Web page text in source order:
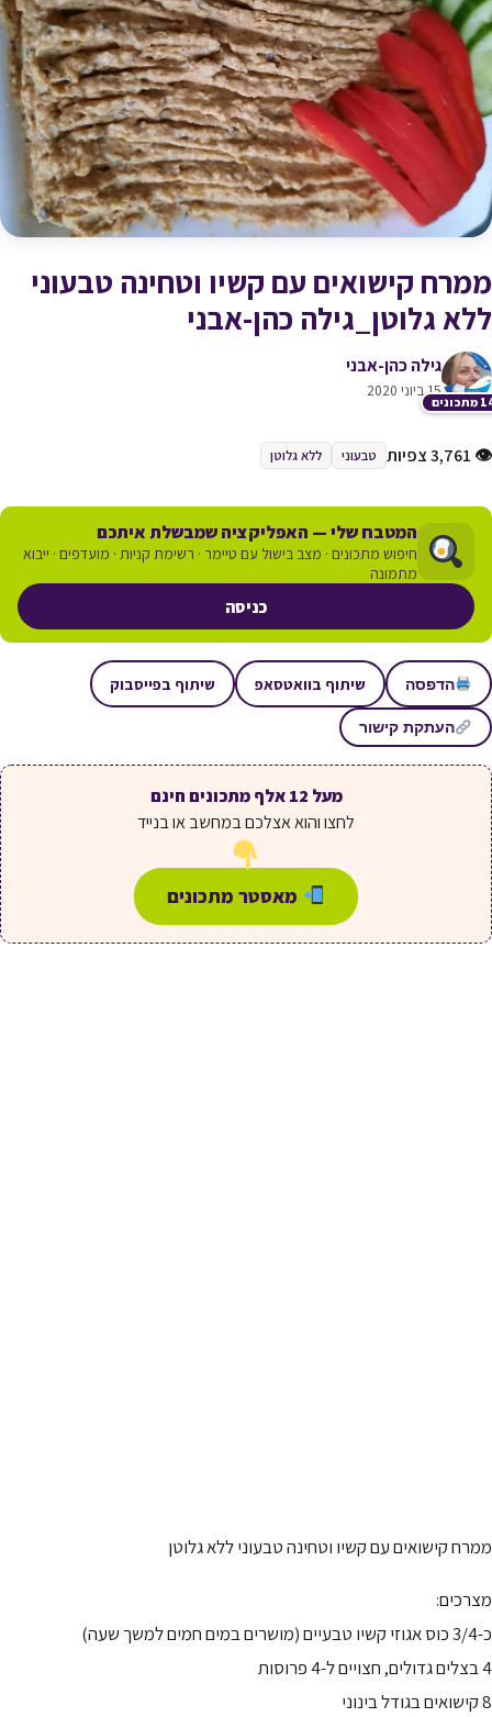
ממרח קישואים עם קשיו וטחינה טבעוני
ללא גלוטן_גילה כהן-אבני
גילה כהן-אבני
15 ביוני 2020
👁 3,761 צפיות טבעוני ללא גלוטן
המטבח שלי — האפליקציה שמבשלת איתכם
חיפוש מתכונים · מצב בישול עם טיימר · רשימת קניות · מועדפים · ייבוא
מתמונה
כניסה
הדפסה שיתוף בוואטסאפ שיתוף בפייסבוק
העתקת קישור
מעל 12 אלף מתכונים חינם
לחצו והוא אצלכם במחשב או בנייד
מאסטר מתכונים
ממרח קישואים עם קשיו וטחינה טבעוני ללא גלוטן
מצרכים:
כ-3/4 כוס אגוזי קשיו טבעיים (מושרים במים חמים למשך שעה)
4 בצלים גדולים, חצויים ל-4 פרוסות
8 קישואים בגודל בינוני